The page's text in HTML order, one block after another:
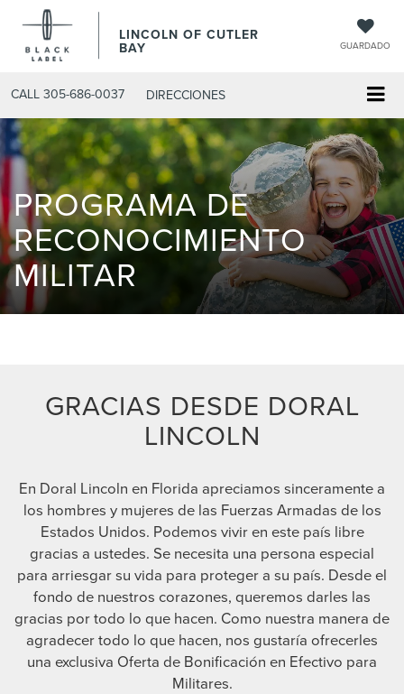
LINCOLN OF CUTLER
BAY GUARDADO
CALL 305-686-0037 DIRECCIONES
PROGRAMA DE
RECONOCIMIENTO
MILITAR
GRACIAS DESDE DORAL
LINCOLN
En Doral Lincoln en Florida apreciamos sinceramente a
los hombres y mujeres de las Fuerzas Armadas de los
Estados Unidos. Podemos vivir en este país libre
gracias a ustedes. Se necesita una persona especial
para arriesgar su vida para proteger a su país. Desde el
fondo de nuestros corazones, queremos darles las
gracias por todo lo que hacen. Como nuestra manera de
agradecer todo lo que hacen, nos gustaría ofrecerles
una exclusiva Oferta de Bonificación en Efectivo para
Militares.